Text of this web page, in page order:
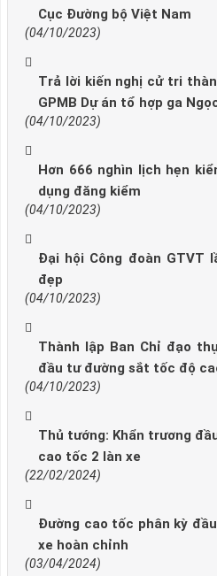
Cục Đường bộ Việt Nam
(04/10/2023)
Trả lời kiến nghị cử tri
GPMB Dự án tổ hợp ga
(04/10/2023)
Hơn 666 nghìn lịch hẹn
dụng đăng kiểm
(04/10/2023)
Đại hội Công đoàn GTVT
đẹp
(04/10/2023)
Thành lập Ban Chỉ đạo
đầu tư đường sắt tốc độ
(04/10/2023)
Thủ tướng: Khẩn trương
cao tốc 2 làn xe
(22/02/2024)
Đường cao tốc phân kỳ
xe hoàn chỉnh
(03/04/2024)